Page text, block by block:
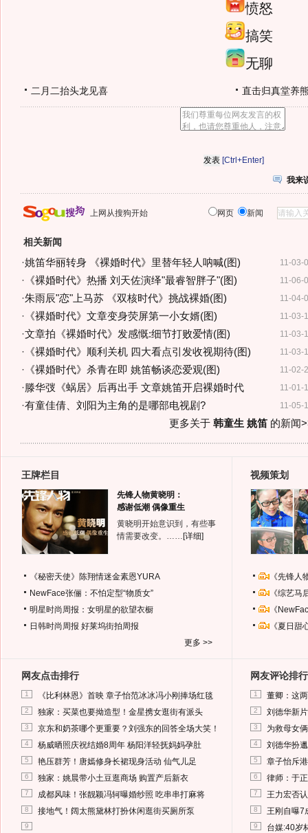
愤怒
搞笑
无聊
二月二抬头龙见喜 直击归真堂养
[Ctrl+Enter]
我来
上网从搜狗开始 网页 新闻
相关新闻
11-03-
·姚笛华丽转身 《裸婚时代》里替年轻人呐喊(图)
11-06-
· 《裸婚时代》热播 刘天佐演绎"最睿智胖子"(图)
11-04-
·朱雨辰"恋"上马苏 《双核时代》挑战裸婚(图)
11-03-
· 《裸婚时代》文章变身荧屏第一小女婿(图)
11-03-
·文章拍《裸婚时代》发感慨:细节打败爱情(图)
11-03-
· 《裸婚时代》顺利关机 四大看点引发收视期待(图)
11-02-
· 《裸婚时代》杀青在即 姚笛畅谈恋爱观(图)
11-01-
·滕华弢《蜗居》后再出手 文章姚笛开启裸婚时代
11-05-
·有童佳倩、刘阳为主角的是哪部电视剧?
更多关于 韩童生 姚笛的新闻
王牌栏目
先锋人物黄晓明：
感谢低潮 偶像重生
黄晓明开始意识到，有些事
情需要改变。…… [详细]
《秘密天使》陈翔情迷金素恩YURA
NewFace张俪：不怕定型“物质女”
明星时尚周报：女明星的欲望衣橱
日韩时尚周报 好莱坞街拍周报
更多 >>
视频策划
《先锋
《综艺
《
《夏日
网友点击排行
1 《比利林恩》首映 章子怡范冰冰冯小刚捧场红毯
2 独家：买菜也要拗造型！金星携女逛街有派头
3 京东和奶茶哪个更重要？刘强东的回答全场大笑！
4 杨威晒照庆祝结婚8周年 杨阳洋轻抚妈妈孕肚
5 艳压群芳！唐嫣修身长裙现身活动 仙气儿足
6 独家：姚晨带小土豆逛商场 购置产后新衣
7 成都风味！张靓颖冯轲曝婚纱照 吃串串打麻将
8 接地气！阔太熊黛林打扮休闲逛街买厕所泵
9
网友评论排行
1 董卿：这
2 刘德华新
3 为救母女
4 刘德华扮
5 章子怡斥
6 律师：于
7 王力宏否
8 王刚自曝7
9 台媒:40岁